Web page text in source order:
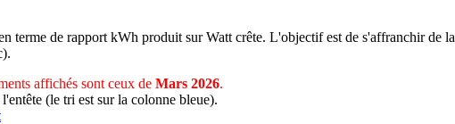
terme de rapport kWh produit sur Watt crête. L'objectif est de s'affranchir de la
affichés sont ceux de Mars 2026.
(le tri est sur la colonne bleue).